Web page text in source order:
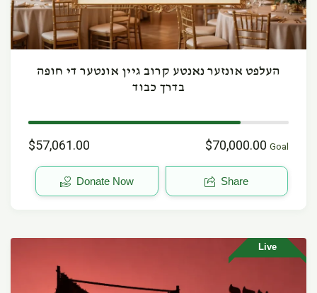
העלפט אונזער נאנטע קרוב גיין אונטער די חופה
בדרך כבוד
$57,061.00 $70,000.00 Goal
Donate Now Share
Live